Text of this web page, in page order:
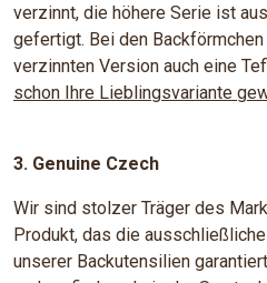
verzinnt, die höhere Serie ist
gefertigt. Bei den
verzinnten Version auch eine
schon Ihre Lieblingsvariante
3. Genuine Czech
Wir sind stolzer Träger des
Produkt, das die
unserer Backutensilien